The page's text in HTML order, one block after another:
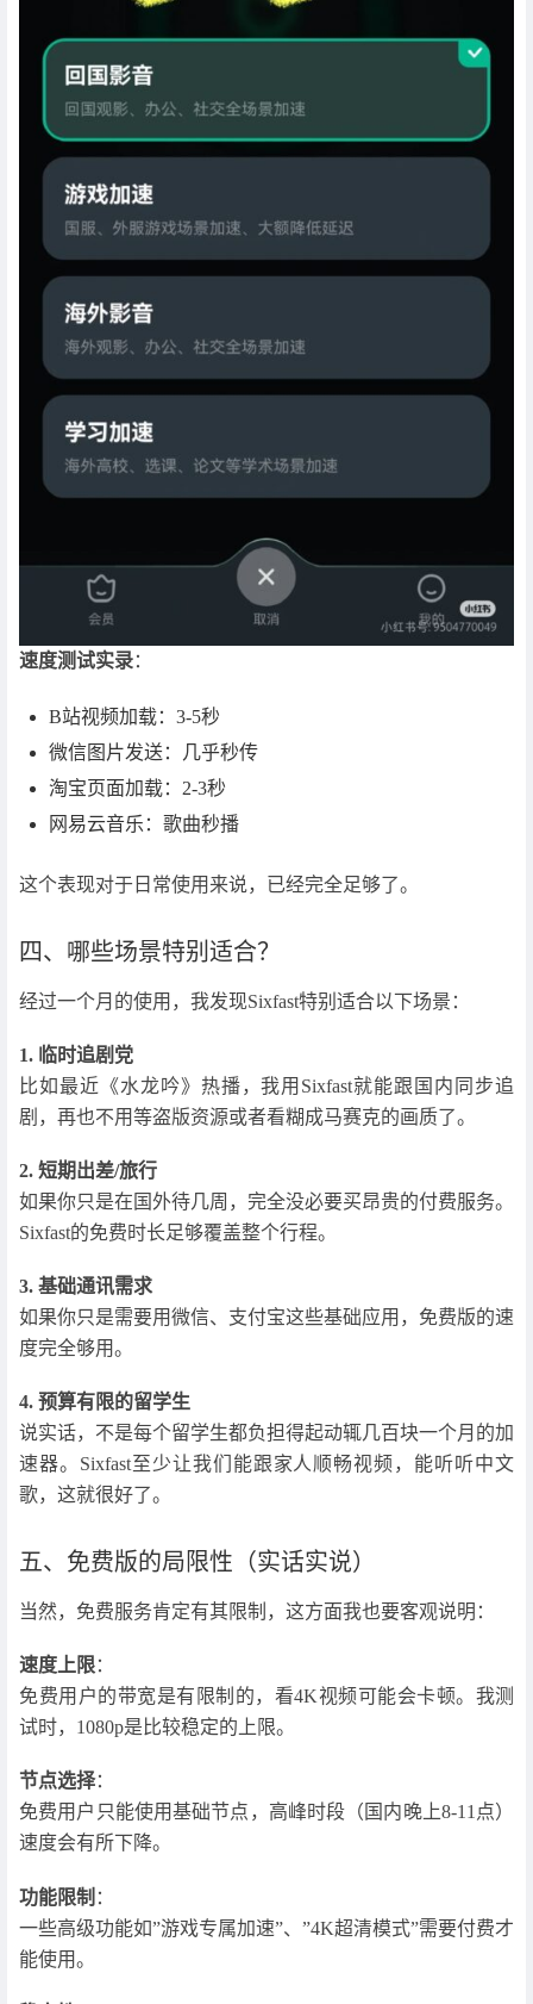
速度测试实录：
B站视频加载：3-5秒
微信图片发送：几乎秒传
淘宝页面加载：2-3秒
网易云音乐：歌曲秒播
这个表现对于日常使用来说，已经完全足够了。
四、哪些场景特别适合？
经过一个月的使用，我发现Sixfast特别适合以下场景：
1. 临时追剧党
比如最近《水龙吟》热播，我用Sixfast就能跟国内同步追
剧，再也不用等盗版资源或者看糊成马赛克的画质了。
2. 短期出差/旅行
如果你只是在国外待几周，完全没必要买昂贵的付费服务。
Sixfast的免费时长足够覆盖整个行程。
3. 基础通讯需求
如果你只是需要用微信、支付宝这些基础应用，免费版的速
度完全够用。
4. 预算有限的留学生
说实话，不是每个留学生都负担得起动辄几百块一个月的加
速器。Sixfast至少让我们能跟家人顺畅视频，能听听中文
歌，这就很好了。
五、免费版的局限性（实话实说）
当然，免费服务肯定有其限制，这方面我也要客观说明：
速度上限：
免费用户的带宽是有限制的，看4K视频可能会卡顿。我测
试时，1080p是比较稳定的上限。
节点选择：
免费用户只能使用基础节点，高峰时段（国内晚上8-11点）
速度会有所下降。
功能限制 ：
一些高级功能如”游戏专属加速”、”4K超清模式”需要付费才
能使用。